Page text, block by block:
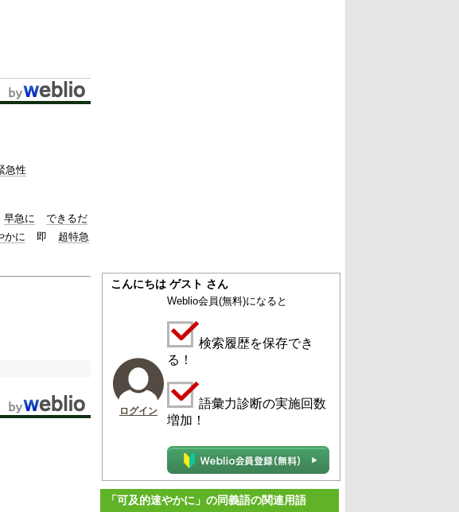
急性
早急に
できるだ
かに 即
超特急
こんにちは ゲスト さん
ログイン
Weblio会員(無料)になると
検索履歴を保存でき
る！
語彙力診断の実施回数
増加！
「可及的速やかに」の同義語の関連用語